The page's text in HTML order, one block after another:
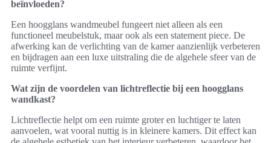
beïnvloeden?
Een hoogglans wandmeubel fungeert niet alleen als een
functioneel meubelstuk, maar ook als een statement piece. De
afwerking kan de verlichting van de kamer aanzienlijk verbeteren
en bijdragen aan een luxe uitstraling die de algehele sfeer van de
ruimte verfijnt.
Wat zijn de voordelen van lichtreflectie bij een hoogglans
wandkast?
Lichtreflectie helpt om een ruimte groter en luchtiger te laten
aanvoelen, wat vooral nuttig is in kleinere kamers. Dit effect kan